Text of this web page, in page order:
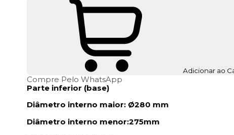
Adicionar ao
Compre Pelo WhatsApp
Parte inferior (base)
Diâmetro interno maior: Ø280 mm
Diâmetro interno menor:275mm